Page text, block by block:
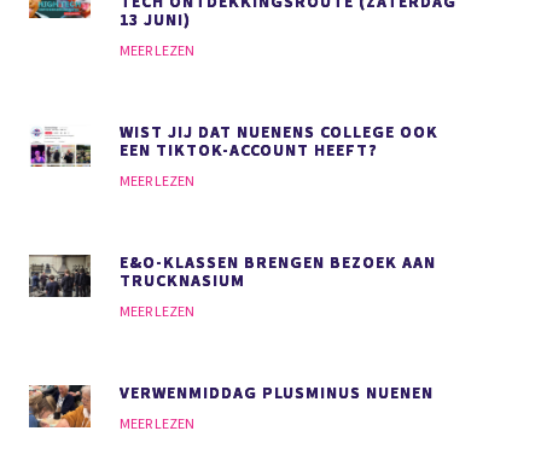
13 JUNI)
MEER LEZEN
WIST JIJ DAT NUENENS COLLEGE OOK
EEN TIKTOK-ACCOUNT HEEFT?
MEER LEZEN
E&O-KLASSEN BRENGEN BEZOEK AAN
TRUCKNASIUM
MEER LEZEN
VERWENMIDDAG PLUSMINUS NUENEN
MEER LEZEN